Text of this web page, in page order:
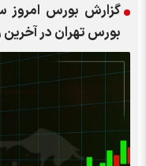
بورس تهران در آخرین